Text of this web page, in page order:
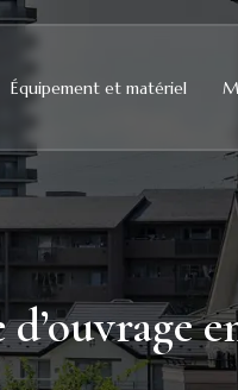
Équipement et matériel